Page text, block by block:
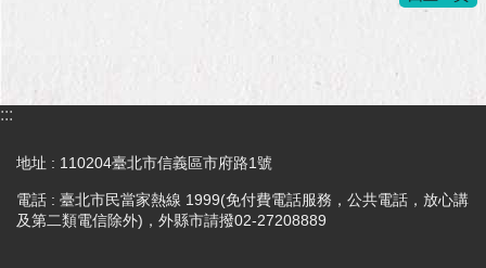
:::
地址 : 110204臺北市信義區市府路1號
電話 : 臺北市民當家熱線 1999(免付費電話服務，公共電話，放心講
及第二類電信除外)，外縣市請撥02-27208889